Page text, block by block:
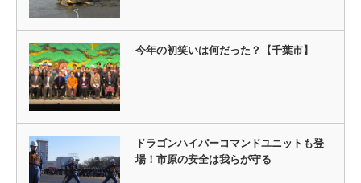
今年の初笑いは何だった？【千葉市】
ドラゴンハイパーコマンドユニットも登
場！市原の安全は我らが守る